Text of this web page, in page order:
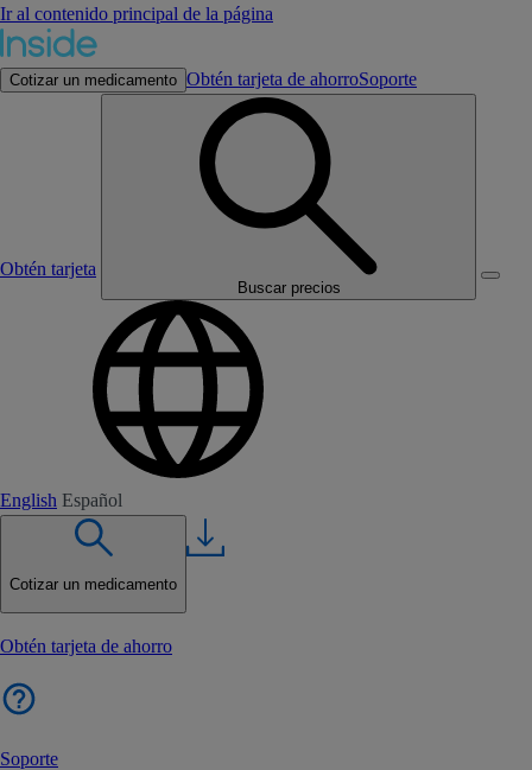
Ir al contenido principal de la página
Cotizar un medicamento Obtén tarjeta de ahorroSoporte
Obtén tarjeta
Buscar precios
English Español
Cotizar un medicamento
Obtén tarjeta de ahorro
Soporte